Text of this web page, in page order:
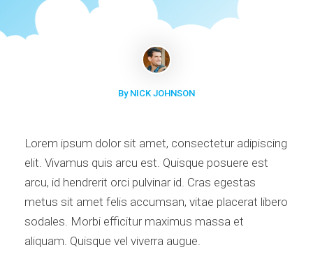
By NICK JOHNSON
Lorem ipsum dolor sit amet, consectetur adipiscing
elit. Vivamus quis arcu est. Quisque posuere est
arcu, id hendrerit orci pulvinar id. Cras egestas
metus sit amet felis accumsan, vitae placerat libero
sodales. Morbi efficitur maximus massa et
aliquam. Quisque vel viverra augue.